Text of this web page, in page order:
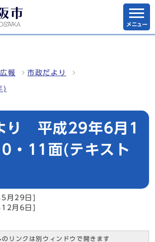
メニュー
広報 市政だより
)
り 平成29年6月1
・11面(テキスト
月29日]
月6日]
リンクは別ウィンドウで開きます